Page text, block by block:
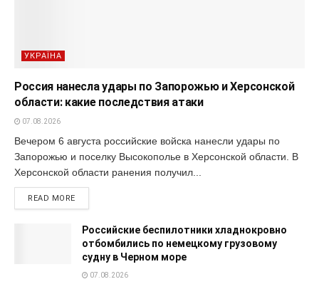
УКРАЇНА
Россия нанесла удары по Запорожью и Херсонской
области: какие последствия атаки
07.08.2026
Вечером 6 августа российские войска нанесли удары по
Запорожью и поселку Высокополье в Херсонской области. В
Херсонской области ранения получил...
READ MORE
Российские беспилотники хладнокровно
отбомбились по немецкому грузовому
судну в Черном море
07.08.2026